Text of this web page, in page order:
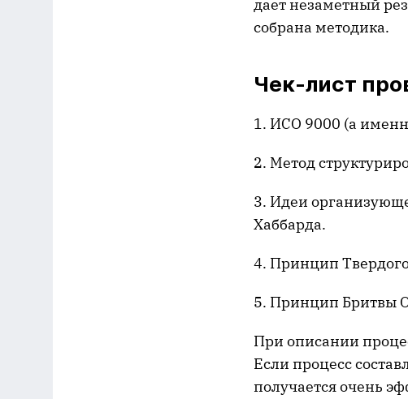
дает незаметный
собрана методика.
Чек-лист
1. ИСО 9000 (а
2. Метод
3. Идеи
Хаббарда.
4. Принцип
5. Принцип Бритвы
При описании
Если процесс
получается очень